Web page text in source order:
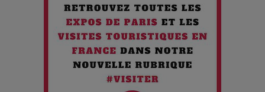
Chien 51 - Quand l’IA prend le pouvoir : une plongée dans un
futur troublant
Maïra Kerey, la “voix d’or du Kazakhstan”, célèbre ses 30
ans de carrière à la Salle Gaveau